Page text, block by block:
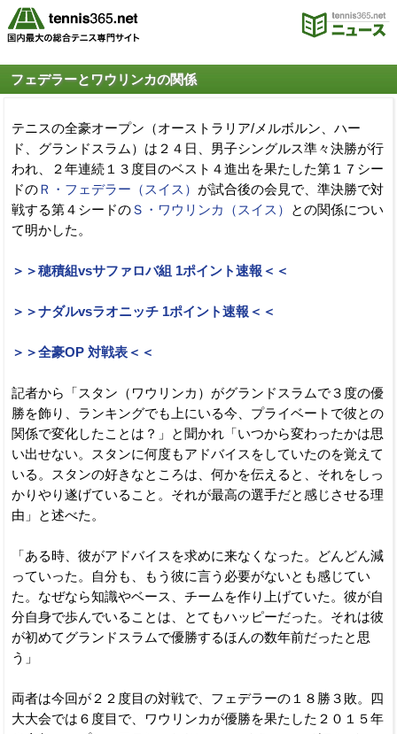
フェデラーとワウリンカの関係
テニスの全豪オープン（オーストラリア/メルボルン、ハー
ド、グランドスラム）は２４日、男子シングルス準々決勝が行
われ、２年連続１３度目のベスト４進出を果たした第１７シー
ドのＲ・フェデラー（スイス） が試合後の会見で、準決勝で対
戦する第４シードのＳ・ワウリンカ（スイス）
との関係につい
て明かした。
＞＞穂積組vsサファロバ組 1ポイント速報＜＜
＞＞ナダルvsラオニッチ 1ポイント速報＜＜
＞＞全豪OP 対戦表＜＜
記者から「スタン（ワウリンカ）がグランドスラムで３度の優
勝を飾り、ランキングでも上にいる今、プライベートで彼との
関係で変化したことは？」と聞かれ「いつから変わったかは思
い出せない。スタンに何度もアドバイスをしていたのを覚えて
いる。スタンの好きなところは、何かを伝えると、それをしっ
かりやり遂げていること。それが最高の選手だと感じさせる理
由」と述べた。
「ある時、彼がアドバイスを求めに来なくなった。どんどん減
っていった。自分も、もう彼に言う必要がないとも感じてい
た。なぜなら知識やベース、チームを作り上げていた。彼が自
分自身で歩んでいることは、とてもハッピーだった。それは彼
が初めてグランドスラムで優勝するほんの数年前だったと思
う」
両者は今回が２２度目の対戦で、フェデラーの１８勝３敗。四
大大会では６度目で、ワウリンカが優勝を果たした２０１５年